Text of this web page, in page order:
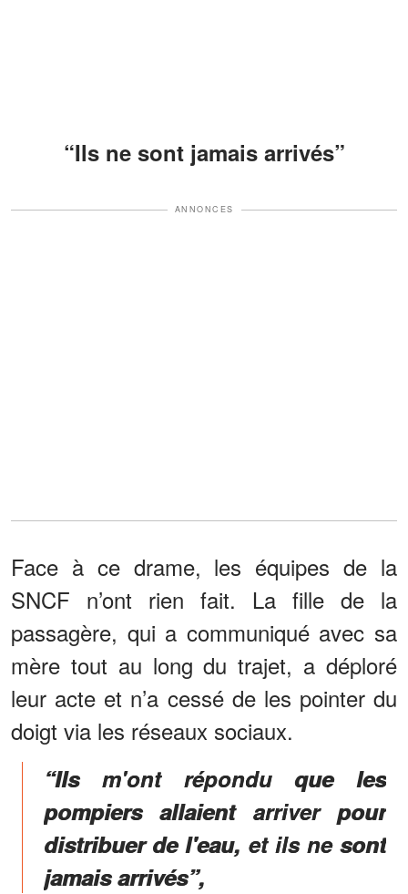
“Ils ne sont jamais arrivés”
ANNONCES
Face à ce drame, les équipes de la
SNCF n’ont rien fait. La fille de la
passagère, qui a communiqué avec sa
mère tout au long du trajet, a déploré
leur acte et n’a cessé de les pointer du
doigt via les réseaux sociaux.
“Ils m'ont répondu que les
pompiers allaient arriver pour
distribuer de l'eau, et ils ne sont
jamais arrivés”,